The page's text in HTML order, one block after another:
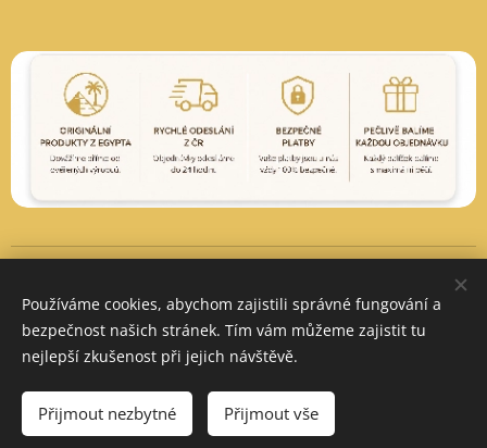
Do košíku
Měna
CZK Kč
EUR € PLN zł
Používáme cookies, abychom zajistili správné fungování a
bezpečnost našich stránek. Tím vám můžeme zajistit tu
nejlepší zkušenost při jejich návštěvě.
Přijmout nezbytné Přijmout vše